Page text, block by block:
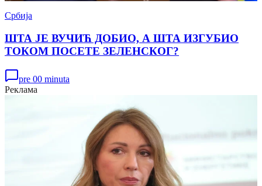
Србија
ШТА ЈЕ ВУЧИЋ ДОБИО, А ШТА ИЗГУБИО
ТОКОМ ПОСЕТЕ ЗЕЛЕНСКОГ?
pre 00 minuta
Реклама